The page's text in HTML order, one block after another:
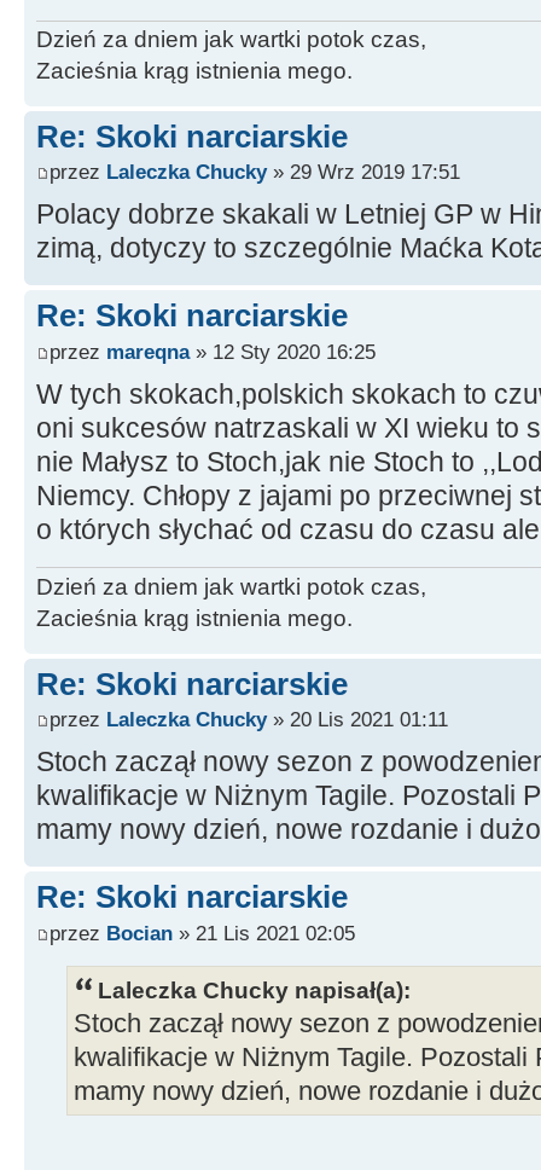
Dzień za dniem jak wartki potok czas,
Zacieśnia krąg istnienia mego.
Re: Skoki narciarskie
przez Laleczka Chucky» 29 Wrz 2019 17:51
Polacy dobrze skakali w Letniej GP w
zimą, dotyczy to szczególnie Maćka
Re: Skoki narciarskie
przez mareqna» 12 Sty 2020 16:25
W tych skokach,polskich skokach to
oni sukcesów natrzaskali w XI wieku to
nie Małysz to Stoch,jak nie Stoch to
Niemcy. Chłopy z jajami po przeciwnej
o których słychać od czasu do czasu
Dzień za dniem jak wartki potok czas,
Zacieśnia krąg istnienia mego.
Re: Skoki narciarskie
przez Laleczka Chucky» 20 Lis 2021 01:11
Stoch zaczął nowy sezon z
kwalifikacje w Niżnym Tagile. Pozostali
mamy nowy dzień, nowe rozdanie i
Re: Skoki narciarskie
przez Bocian » 21 Lis 2021 02:05
Laleczka Chucky napisał(a):
Stoch zaczął nowy sezon z
kwalifikacje w Niżnym Tagile.
mamy nowy dzień, nowe rozdanie i